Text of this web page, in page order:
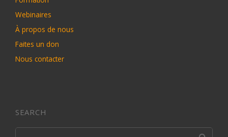
Webinaires
À propos de nous
Faites un don
Nous contacter
SEARCH